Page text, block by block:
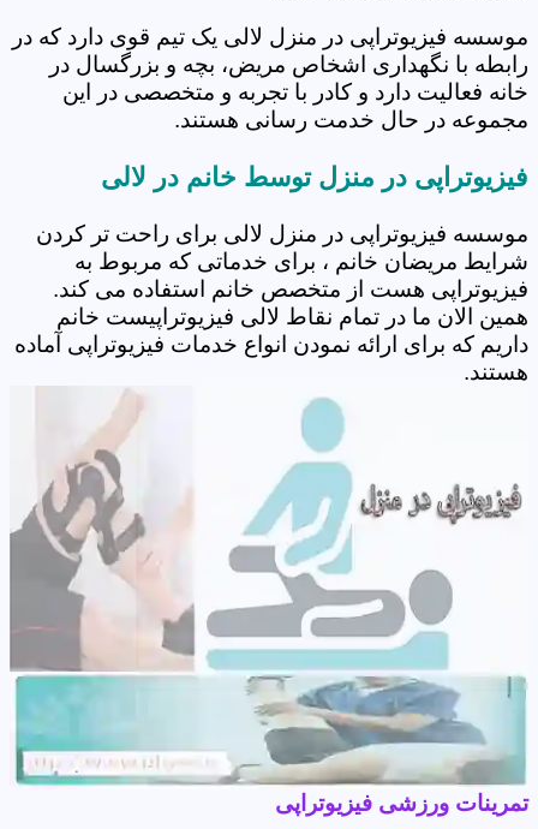
موسسه فیزیوتراپی در منزل لالی یک تیم قوی دارد که در
رابطه با نگهداری اشخاص مریض، بچه و بزرگسال در
خانه فعالیت دارد و کادر با تجربه و متخصصی در این
مجموعه در حال خدمت رسانی هستند.
فیزیوتراپی در منزل توسط خانم در لالی
موسسه فیزیوتراپی در منزل لالی برای راحت تر کردن
شرایط مریضان خانم ، برای خدماتی که مربوط به
فیزیوتراپی هست از متخصص خانم استفاده می کند.
همین الان ما در تمام نقاط لالی فیزیوتراپیست خانم
داریم که برای ارائه نمودن انواع خدمات فیزیوتراپی آماده
هستند.
تمرینات ورزشی فیزیوتراپی